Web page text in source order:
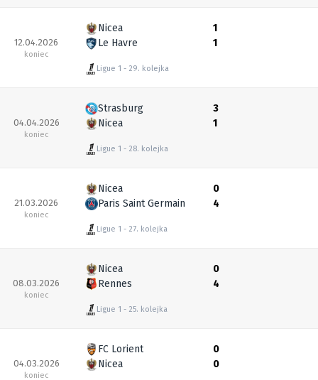
12.04.2026
koniec
Nicea
Le Havre
Ligue 1 29. kolejka
1
1
04.04.2026
koniec
Strasburg
Nicea
Ligue 1 28. kolejka
3
1
21.03.2026
koniec
Nicea
Paris Saint Germain
Ligue 1 27. kolejka
0
4
08.03.2026
koniec
Nicea
Rennes
Ligue 1 25. kolejka
0
4
04.03.2026
koniec
FC Lorient
Nicea
0
0